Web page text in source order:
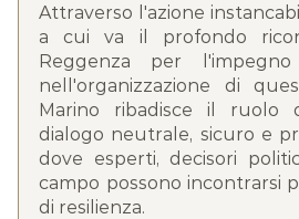
Attraverso l'azione
a cui va il profondo
Reggenza per
nell'organizzazione di
Marino ribadisce il ruolo
dialogo neutrale, sicuro e
dove esperti, decisori
campo possono incontrarsi
di resilienza.